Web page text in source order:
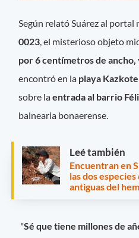
Según relató Suárez al
0023, el misterioso objeto
por 6 centímetros de ancho,
encontró en la playa
sobre laentrada al barrio
balnearia bonaerense.
Leé también
Encuentran en
las dos
antiguas del
"Sé que tiene millones de